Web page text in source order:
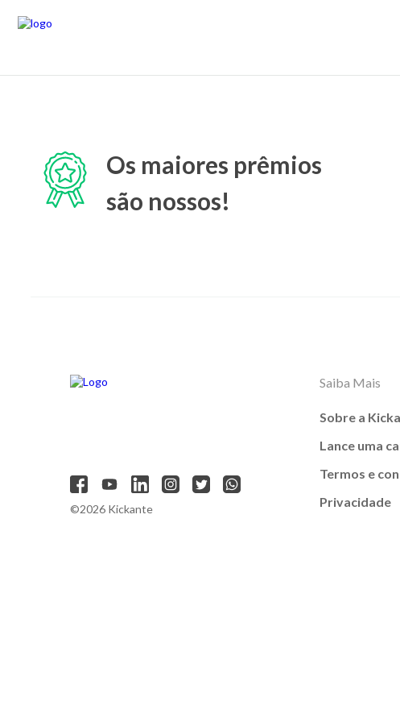
Os maiores prêmios
são nossos!
©2026 Kickante
Saiba Mais
Sobre a
Lance uma
Termos e
Privacidade